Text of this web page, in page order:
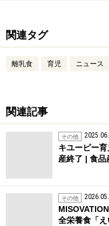
関連タグ
離乳食 育児 ニュース
関連記事
その他
キユーピー
産終了 | 食品
その他
全栄養食「